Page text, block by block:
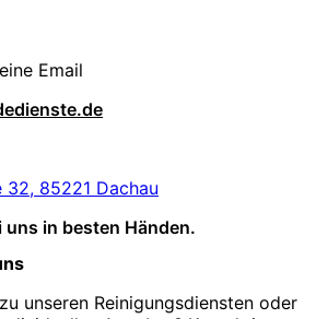
Email
32, 85221 Dachau
in besten Händen.
unseren Reinigungsdiensten oder